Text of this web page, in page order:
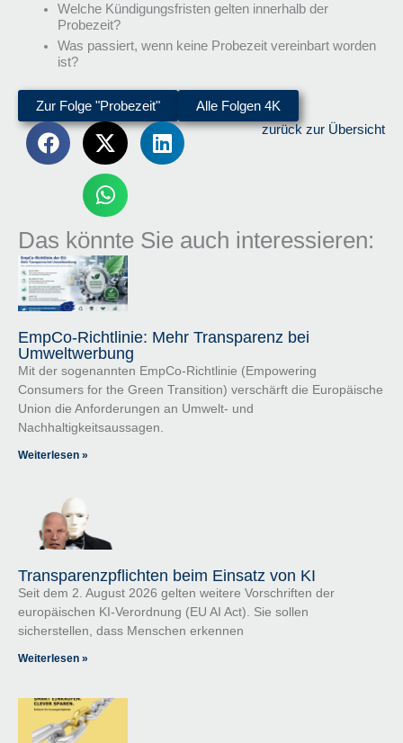
Welche Kündigungsfristen gelten innerhalb der
Probezeit?
Was passiert, wenn keine Probezeit vereinbart worden
ist?
Zur Folge "Probezeit" Alle Folgen 4K
zurück zur Übersicht
Das könnte Sie auch interessieren:
EmpCo-Richtlinie: Mehr Transparenz bei
Umweltwerbung
Mit der sogenannten EmpCo-Richtlinie (Empowering
Consumers for the Green Transition) verschärft die Europäische
Union die Anforderungen an Umwelt- und
Nachhaltigkeitsaussagen.
Weiterlesen »
Transparenzpflichten beim Einsatz von KI
Seit dem 2. August 2026 gelten weitere Vorschriften der
europäischen KI-Verordnung (EU AI Act). Sie sollen
sicherstellen, dass Menschen erkennen
Weiterlesen »